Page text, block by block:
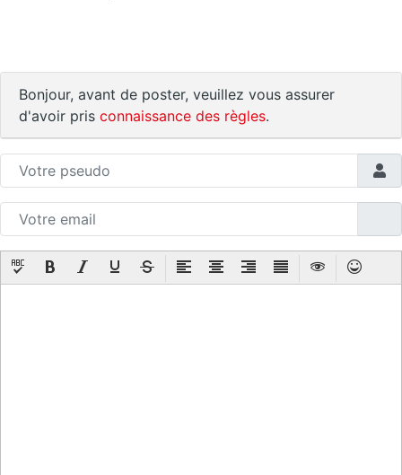
Bonjour, avant de poster, veuillez vous assurer
d'avoir pris connaissance des règles.